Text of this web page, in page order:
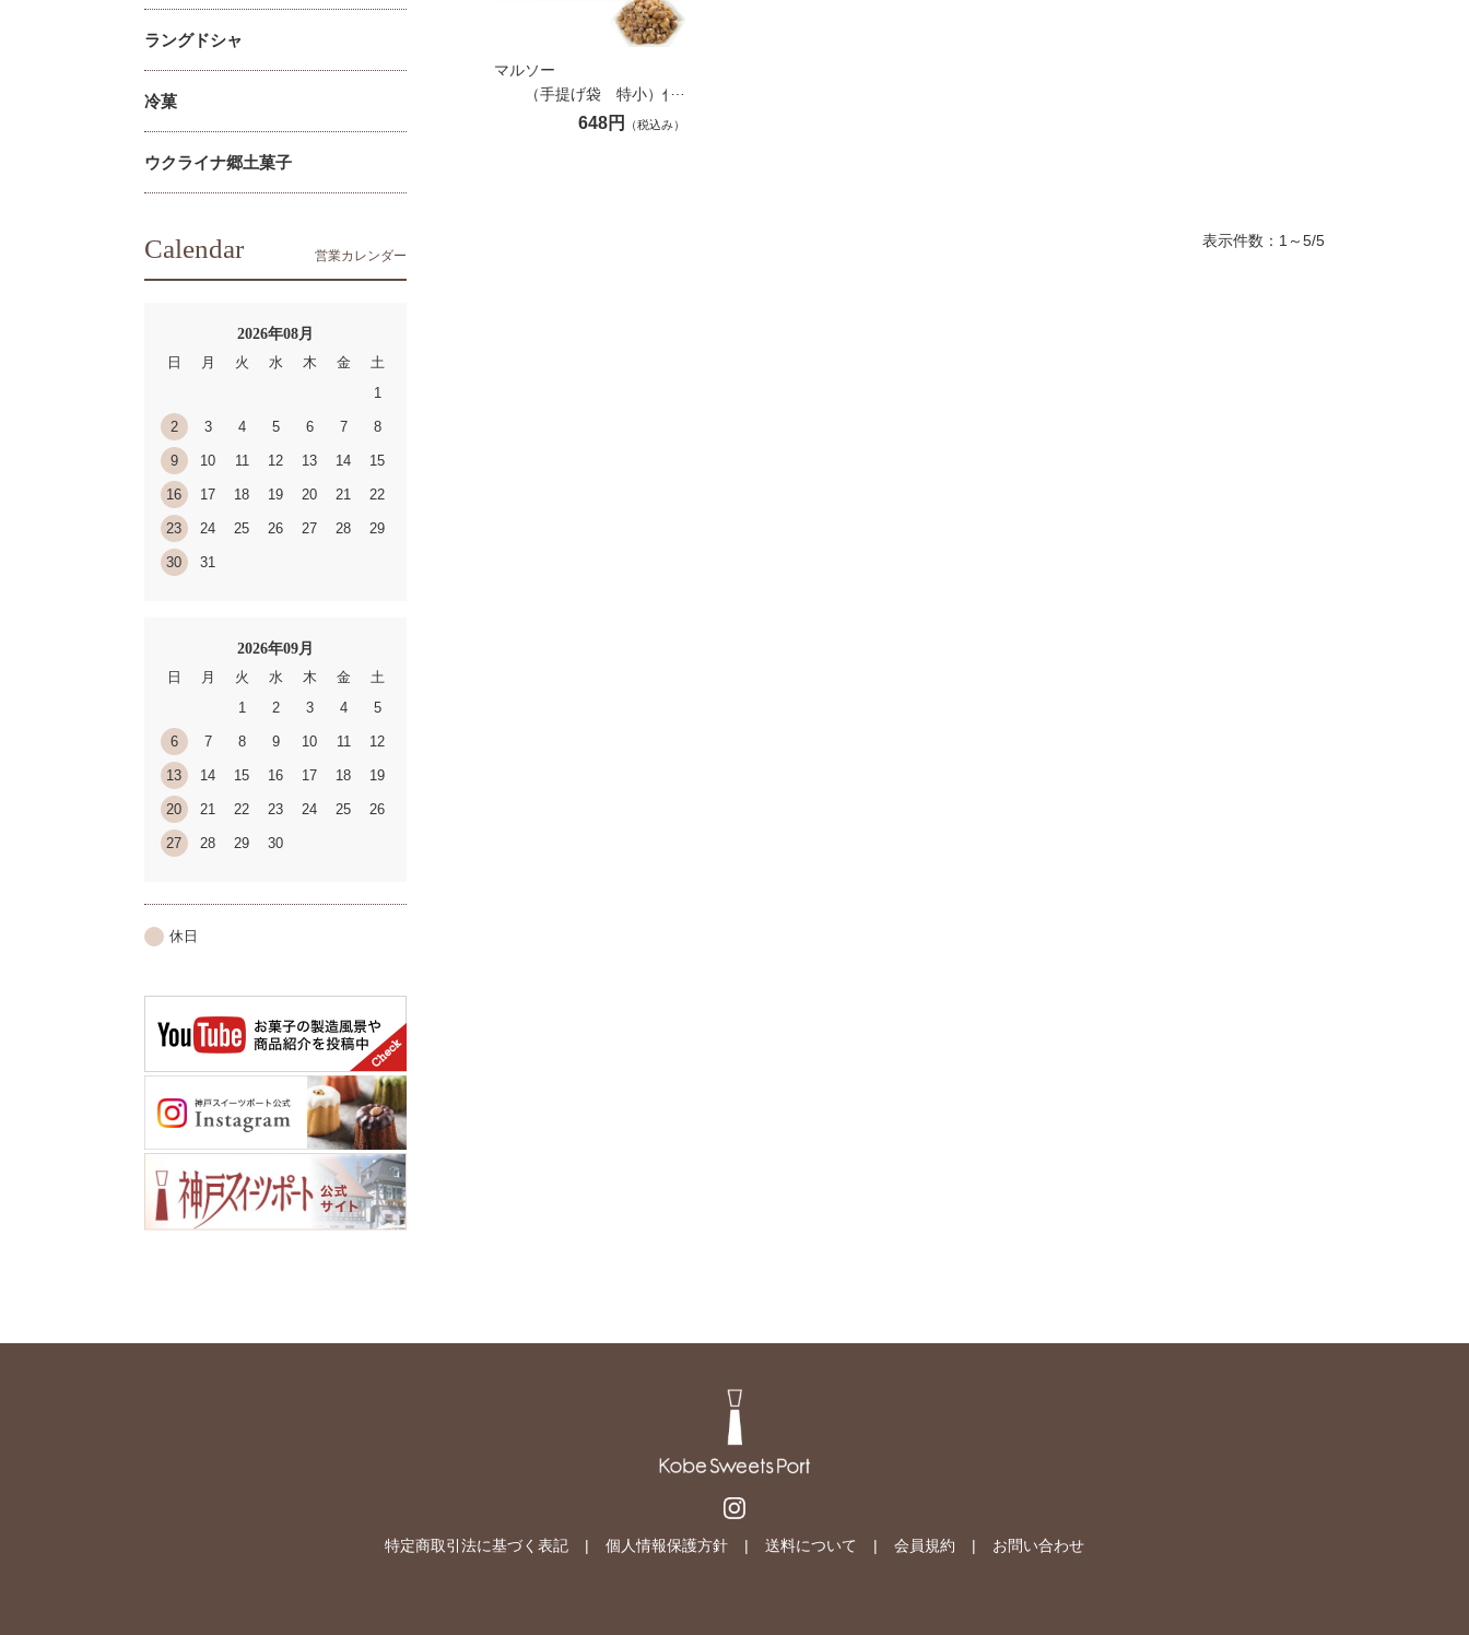
マルソー
（手提げ袋 特小）付
648円 （税込み）
表示件数：1～5/5
ラングドシャ
冷菓
ウクライナ郷土菓子
Calendar 営業カレンダー
2026年08月
日
月 火 水 木 金
土
1
2 3 4 5 6 7 8
9 10 11 12 13 14 15
16 17 18 19 20 21 22
23 24 25 26 27 28 29
30 31
2026年09月
日
月 火 水 木 金
土
1
2 3 4 5
6 7 8 9 10 11 12
13 14 15 16 17 18 19
20 21 22 23 24 25 26
27 28 29 30
休日
特定商取引法に基づく表記 個人情報保護方針 送料について 会員規約 お問い合わせ